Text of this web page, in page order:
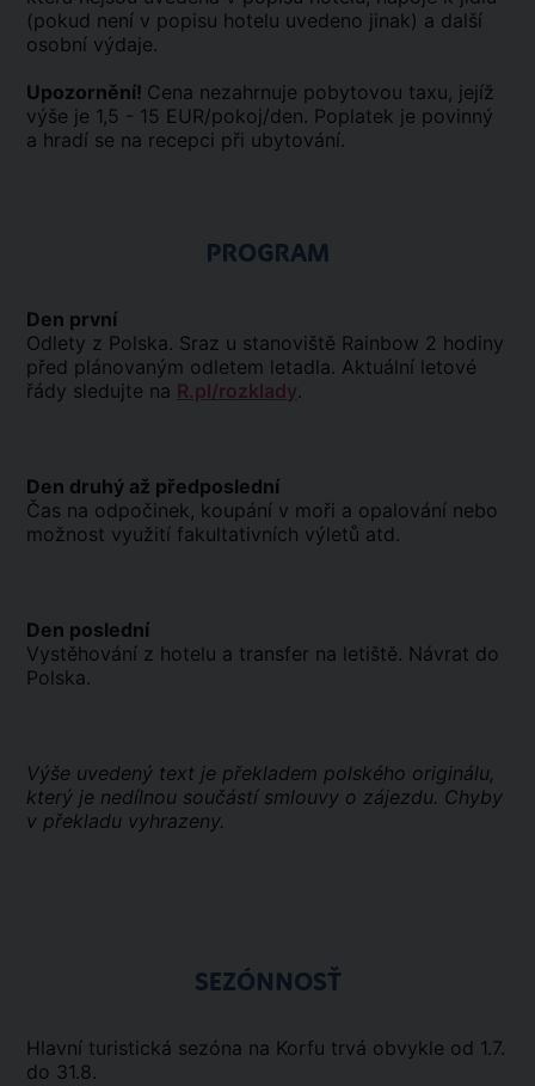
(pokud není v popisu hotelu uvedeno jinak) a další
osobní výdaje.
Upozornění! Cena nezahrnuje pobytovou taxu, jejíž
výše je 1,5 - 15 EUR/pokoj/den. Poplatek je povinný
a hradí se na recepci při ubytování.
PROGRAM
Den první
Odlety z Polska. Sraz u stanoviště Rainbow 2 hodiny
před plánovaným odletem letadla. Aktuální letové
řády sledujte na R.pl/rozklady.
Den druhý až předposlední
Čas na odpočinek, koupání v moři a opalování nebo
možnost využití fakultativních výletů atd.
Den poslední
Vystěhování z hotelu a transfer na letiště. Návrat do
Polska.
Výše uvedený text je překladem polského originálu,
který je nedílnou součástí smlouvy o zájezdu. Chyby
v překladu vyhrazeny.
SEZÓNNOSŤ
Hlavní turistická sezóna na Korfu trvá obvykle od 1.7.
do 31.8.